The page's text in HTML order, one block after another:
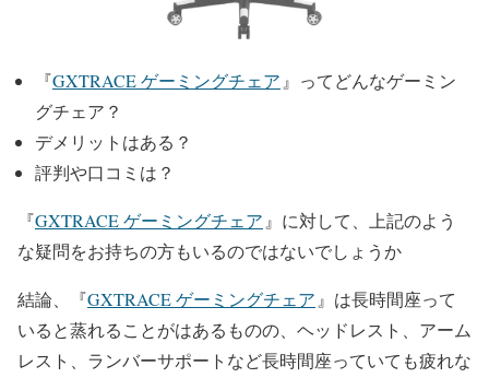
『GXTRACE ゲーミングチェア 』ってどんなゲーミン
グチェア？
デメリットはある？
評判や口コミは？
『GXTRACE ゲーミングチェア 』に対して、上記のよう
な疑問をお持ちの方もいるのではないでしょうか
結論、『GXTRACE ゲーミングチェア 』は長時間座って
いると蒸れることがはあるものの、ヘッドレスト、アーム
レスト、ランバーサポートなど長時間座っていても疲れな